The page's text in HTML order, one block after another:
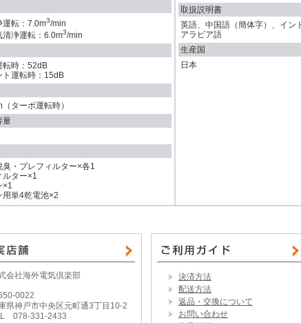
運転：7.0m3/min
清浄運転：6.0m3/min
転時：52dB
ト運転時：15dB
ターボ運転時）
量
臭・プレフィルター×各1
ルター×1
×1
用単4乾電池×2
取扱説明書
英語、中国語（簡体字）、イン
アラビア語
生産国
日本
会社海外電気倶楽部
0022
県神戸市中央区元町通3丁目10-2
078-331-2433
決済方法
配送方法
返品・交換について
お問い合わせ